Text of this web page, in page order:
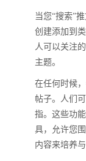
当您“搜索”
创建添加到
人可以关注
主题。
在任何时候
帖子。人们
指。这些功
具，允许您
内容来培养